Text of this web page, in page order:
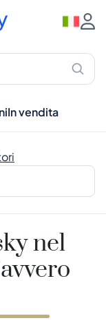
In vendita
nel